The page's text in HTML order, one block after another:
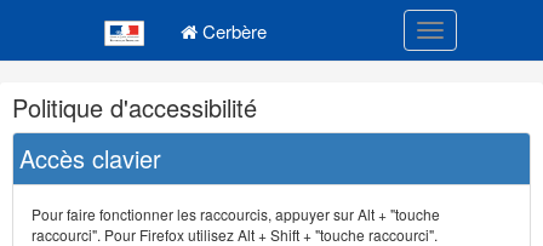
Cerbère Toggle
Navigation
et
outils
annexes
Politique d'accessibilité
Accès clavier
Pour faire fonctionner les raccourcis, appuyer sur Alt + "touche
raccourci". Pour Firefox utilisez Alt + Shift + "touche raccourci".